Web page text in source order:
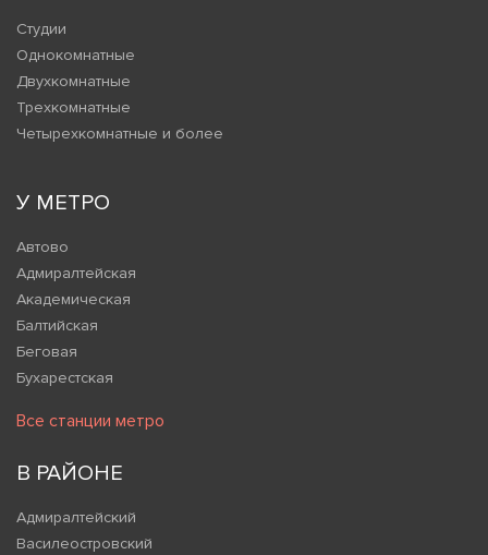
Студии
Однокомнатные
Двухкомнатные
Трехкомнатные
Четырехкомнатные и более
У МЕТРО
Автово
Адмиралтейская
Академическая
Балтийская
Беговая
Бухарестская
Все станции метро
В РАЙОНЕ
Адмиралтейский
Василеостровский